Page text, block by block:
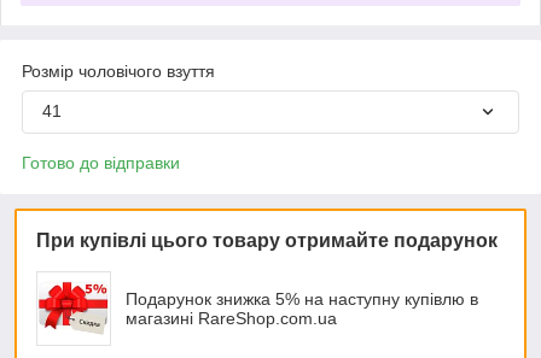
Розмір чоловічого взуття
41
Готово до відправки
При купівлі цього товару отримайте подарунок
Подарунок знижка 5% на наступну купівлю в
магазині RareShop.com.ua